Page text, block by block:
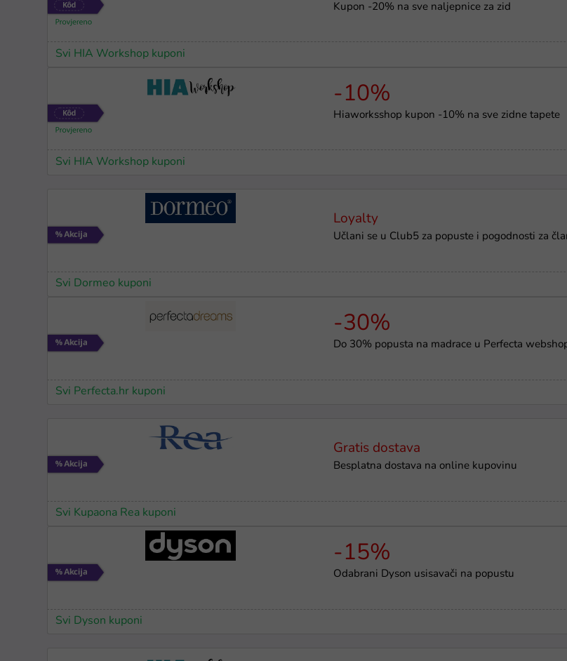
Kupon -20% na sve naljepnice za zid
Svi HIA Workshop kuponi
-10%
Hiaworksshop kupon -10% na sve zidne tapete
Svi HIA Workshop kuponi
Loyalty
Učlani se u Club5 za popuste i pogodnosti za
Svi Dormeo kuponi
-30%
Do 30% popusta na madrace u Perfecta
Svi Perfecta.hr kuponi
Gratis dostava
Besplatna dostava na online kupovinu
Svi Kupaona Rea kuponi
-15%
Odabrani Dyson usisavači na popustu
Svi Dyson kuponi